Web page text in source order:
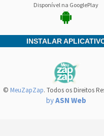
Disponível na GooglePlay
INSTALAR
© MeuZapZap. Todos os Direitos
byASN Web